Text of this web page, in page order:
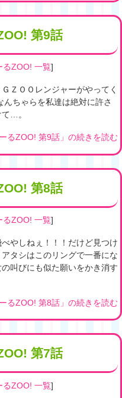
第9話
るZOO! 一覧]
ＺＯＯレンジャーがやってく
ちゃらを私達は絶対に許さ
…。
るZOO! 第9話」の続きを読む
第8話
るZOO! 一覧]
やしねぇ！！！だけど見つけ
タシはこのリングで一番にな
叫びにも似た願いをかき消す
るZOO! 第8話」の続きを読む
第7話
るZOO! 一覧]